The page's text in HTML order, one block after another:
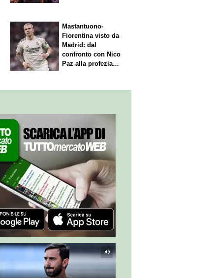
Mastantuono-
Fiorentina visto da
Madrid: dal
confronto con Nico
Paz alla profezia